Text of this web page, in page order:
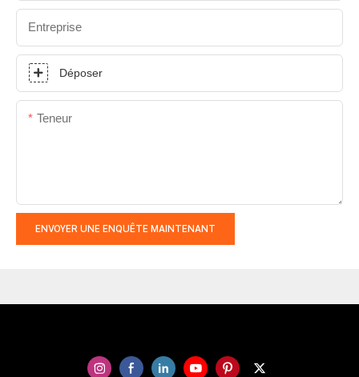
Entreprise
Déposer
Teneur
ENVOYER UNE ENQUÊTE MAINTENANT